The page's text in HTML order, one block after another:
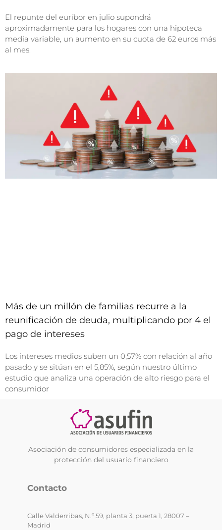
El repunte del euríbor en julio supondrá
aproximadamente para los hogares con una hipoteca
media variable, un aumento en su cuota de 62 euros más
al mes.
Más de un millón de familias recurre a la
reunificación de deuda, multiplicando por 4 el
pago de intereses
Los intereses medios suben un 0,57% con relación al año
pasado y se sitúan en el 5,85%, según nuestro último
estudio que analiza una operación de alto riesgo para el
consumidor
Asociación de consumidores especializada en la
protección del usuario financiero
Contacto
Calle Valderribas, N.º 59, planta 3, puerta 1, 28007 –
Madrid